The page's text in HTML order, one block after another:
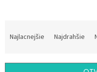
aNajlacnejšie Najdrahšie